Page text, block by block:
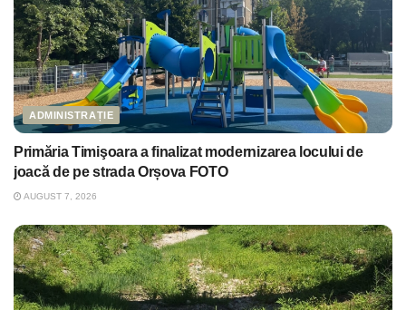
ADMINISTRAȚIE
Primăria Timişoara a finalizat modernizarea locului de
joacă de pe strada Orșova FOTO
AUGUST 7, 2026